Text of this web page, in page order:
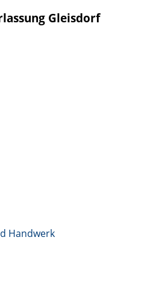
Gleisdorf
Handwerk